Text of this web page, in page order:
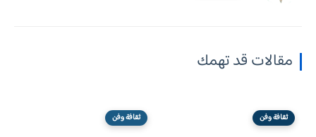
مقالات قد تهمك
ثقافة وفن ثقافة وفن